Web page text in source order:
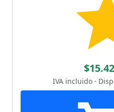
IVA incluido ·